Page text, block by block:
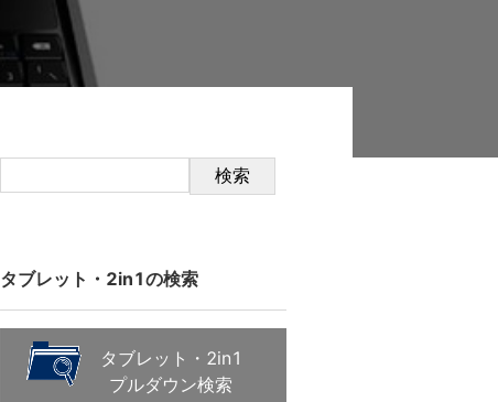
検索
タブレット・2in1の検索
タブレット・2in1
プルダウン検索